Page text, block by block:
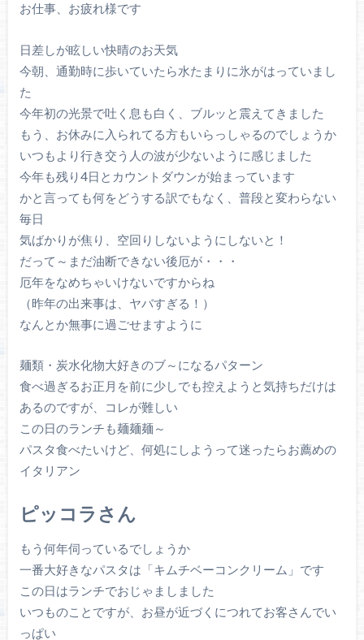
お仕事、お疲れ様です
日差しが眩しい快晴のお天気
今朝、通勤時に歩いていたら水たまりに氷がはっていまし
た
今年初の光景で吐く息も白く、ブルッと震えてきました
もう、お休みに入られてる方もいらっしゃるのでしょうか
いつもより行き交う人の波が少ないように感じました
今年も残り4日とカウントダウンが始まっています
かと言っても何をどうする訳でもなく、普段と変わらない
毎日
気ばかりが焦り、空回りしないようにしないと！
だって～まだ油断できない後厄が・・・
厄年をなめちゃいけないですからね
（昨年の出来事は、ヤバすぎる！）
なんとか無事に過ごせますように
麺類・炭水化物大好きのブ～になるパターン
食べ過ぎるお正月を前に少しでも控えようと気持ちだけは
あるのですが、コレが難しい
この日のランチも麺麺麺～
パスタ食べたいけど、何処にしようって迷ったらお薦めの
イタリアン
ピッコラさん
もう何年伺っているでしょうか
一番大好きなパスタは「キムチベーコンクリーム」です
この日はランチでおじゃましました
いつものことですが、お昼が近づくにつれてお客さんでい
っぱい